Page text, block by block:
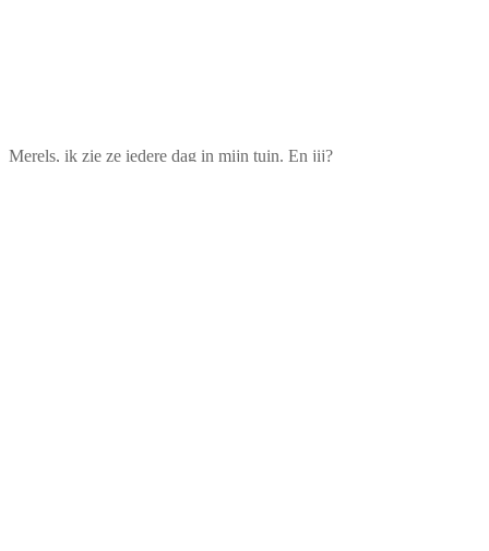
Merels, ik zie ze iedere dag in mijn tuin. En jij?